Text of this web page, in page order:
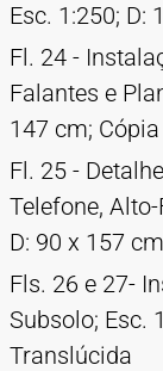
Esc. 1:250; D:
Fl. 24 -
Falantes e
147 cm;
Fl. 25 -
Telefone,
D: 90 x 157
Fls. 26 e 27-
Subsolo; Esc.
Translúcida